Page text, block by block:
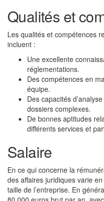
Qualités et
Les qualités et compétences
incluent :
Une excellente
réglementations.
Des compétences en
équipe.
Des capacités
dossiers complexes.
De bonnes aptitudes
différents services et
Salaire
En ce qui concerne la
des affaires juridiques varie
taille de l’entreprise. En